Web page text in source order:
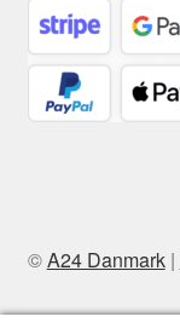
©A24 Danmark|